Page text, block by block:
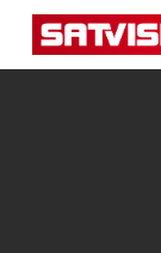
Skip